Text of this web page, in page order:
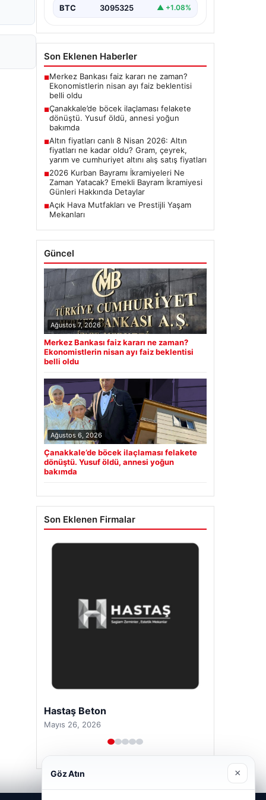
BTC 3095325 ▲ +1.08%
Son Eklenen Haberler
■Merkez Bankası faiz kararı ne zaman?
Ekonomistlerin nisan ayı faiz beklentisi
belli oldu
■Çanakkale’de böcek ilaçlaması felakete
dönüştü. Yusuf öldü, annesi yoğun
bakımda
■Altın fiyatları canlı 8 Nisan 2026: Altın
fiyatları ne kadar oldu? Gram, çeyrek,
yarım ve cumhuriyet altını alış satış fiyatları
■2026 Kurban Bayramı İkramiyeleri Ne
Zaman Yatacak? Emekli Bayram İkramiyesi
Günleri Hakkında Detaylar
■Açık Hava Mutfakları ve Prestijli Yaşam
Mekanları
Güncel
Ağustos 7, 2026
Merkez Bankası faiz kararı ne zaman?
Ekonomistlerin nisan ayı faiz beklentisi
belli oldu
Ağustos 6, 2026
Çanakkale’de böcek ilaçlaması felakete
dönüştü. Yusuf öldü, annesi yoğun
bakımda
Son Eklenen Firmalar
Hastaş Beton
Mayıs 26, 2026
Göz Atın ×